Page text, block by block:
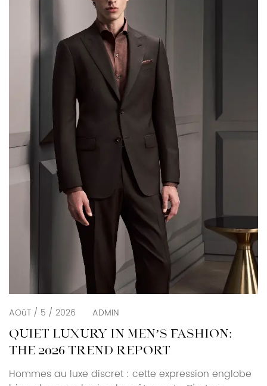
AOûT / 5 / 2026 ADMIN
QUIET LUXURY IN MEN’S FASHION:
THE 2026 TREND REPORT
Hommes au luxe discret : cette expression englobe